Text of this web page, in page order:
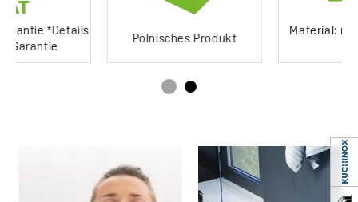
Polnisches Produkt
Material: rostfreier 304-